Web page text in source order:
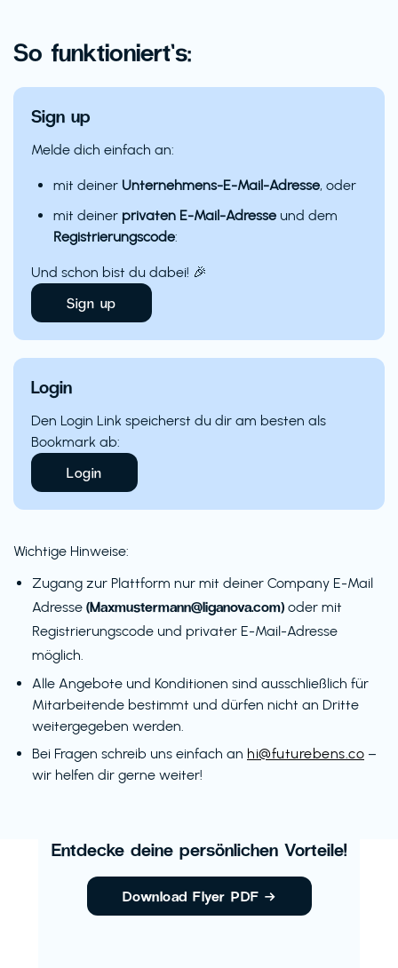
So funktioniert’s:
Sign up
Melde dich einfach an:
mit deiner Unternehmens-E-Mail-Adresse, oder
mit deiner privaten E-Mail-Adresse und dem
Registrierungscode:
Und schon bist du dabei! 🎉
Sign up
Login
Den Login Link speicherst du dir am besten als
Bookmark ab:
Login
Wichtige Hinweise:
Zugang zur Plattform nur mit deiner Company E-Mail
Adresse (Maxmustermann@liganova.com) oder mit
Registrierungscode und privater E-Mail-Adresse
möglich.
Alle Angebote und Konditionen sind ausschließlich für
Mitarbeitende bestimmt und dürfen nicht an Dritte
weitergegeben werden.
Bei Fragen schreib uns einfach an hi@futurebens.co –
wir helfen dir gerne weiter!
Entdecke deine persönlichen Vorteile!
Download Flyer PDF →